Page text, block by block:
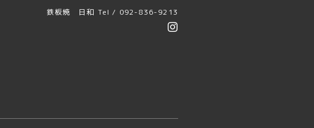
鉄板焼 日和 Tel / 092-836-9213